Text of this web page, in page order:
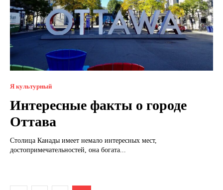
Я культурный
Интересные факты о городе
Оттава
Столица Канады имеет немало интересных мест,
достопримечательностей, она богата...